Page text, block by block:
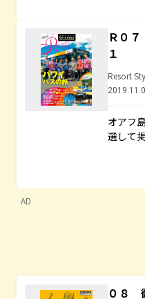
Ｒ０
１
Resort
オアフ
選して掲
AD
０８